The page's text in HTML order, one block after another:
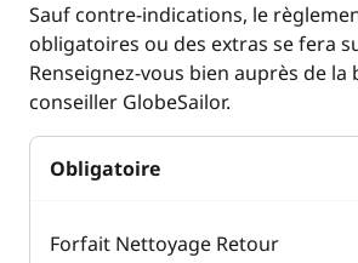
Sauf contre-indications, le
obligatoires ou des extras se fera
Renseignez-vous bien auprès de la
conseiller GlobeSailor.
Obligatoire
Forfait Nettoyage Retour